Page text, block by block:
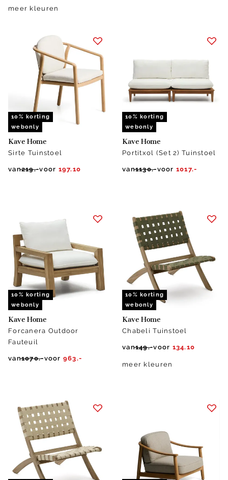
meer kleuren
10% korting
webonly
Kave Home
Sirte Tuinstoel
van219.-voor 197.10
10% korting
webonly
Kave Home
Portitxol (Set 2) Tuinstoel
van1130.-voor 1017.-
10% korting
webonly
Kave Home
Forcanera Outdoor
Fauteuil
van1070.-voor 963.-
10% korting
webonly
Kave Home
Chabeli Tuinstoel
van149.-voor 134.10
meer kleuren